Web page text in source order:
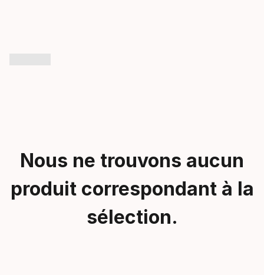
Nous ne trouvons aucun
produit correspondant à la
sélection.